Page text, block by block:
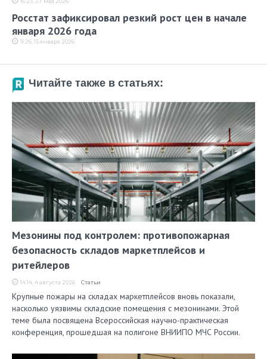
Росстат зафиксировал резкий рост цен в начале
января 2026 года
11:26, 15 января 2026
Читайте также в статьях:
Мезонины под контролем: противопожарная
безопасность складов маркетплейсов и
ритейлеров
14:14, 4 августа 2026 Статьи
Крупные пожары на складах маркетплейсов вновь показали,
насколько уязвимы складские помещения с мезонинами. Этой
теме была посвящена Всероссийская научно-практическая
конференция, прошедшая на полигоне ВНИИПО МЧС России.